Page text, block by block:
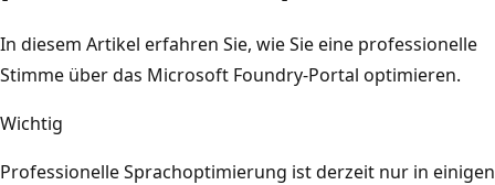
In diesem Artikel erfahren Sie, wie Sie eine professionelle
Stimme über das Microsoft Foundry-Portal optimieren.
Wichtig
Professionelle Sprachoptimierung ist derzeit nur in einigen